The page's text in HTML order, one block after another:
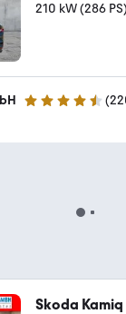
210 kW (286 PS)
4.6 Sterne (
Skoda Kamiq